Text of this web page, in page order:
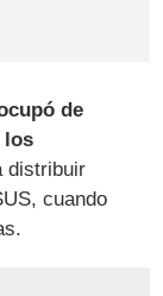
de
los
distribuir
cuando